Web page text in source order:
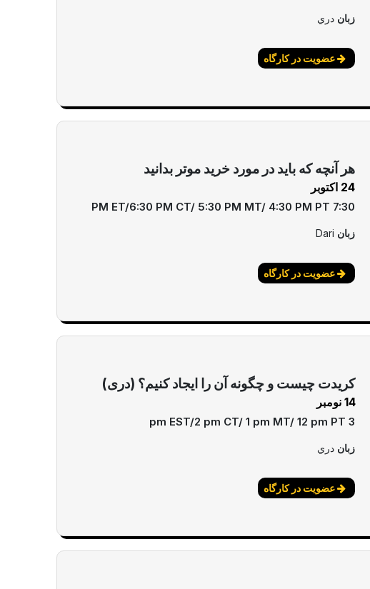
زبان دري
عضویت در کارگاه
هر آنچه که باید در مورد خرید موتر بدانید
24 اکتوبر
7:30 PM ET/6:30 PM CT/ 5:30 PM MT/ 4:30 PM PT
زبان
عضویت در کارگاه
کریدت چیست و چگونه آن را ایجاد کنیم؟ (دری)
14 نومبر
3 pm EST/2 pm CT/ 1 pm MT/ 12 pm PT
زبان دري
عضویت در کارگاه